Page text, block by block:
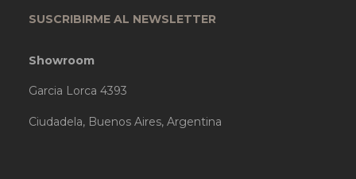
SUSCRIBIRME AL NEWSLETTER
Showroom
Garcia Lorca 4393
Ciudadela, Buenos Aires, Argentina